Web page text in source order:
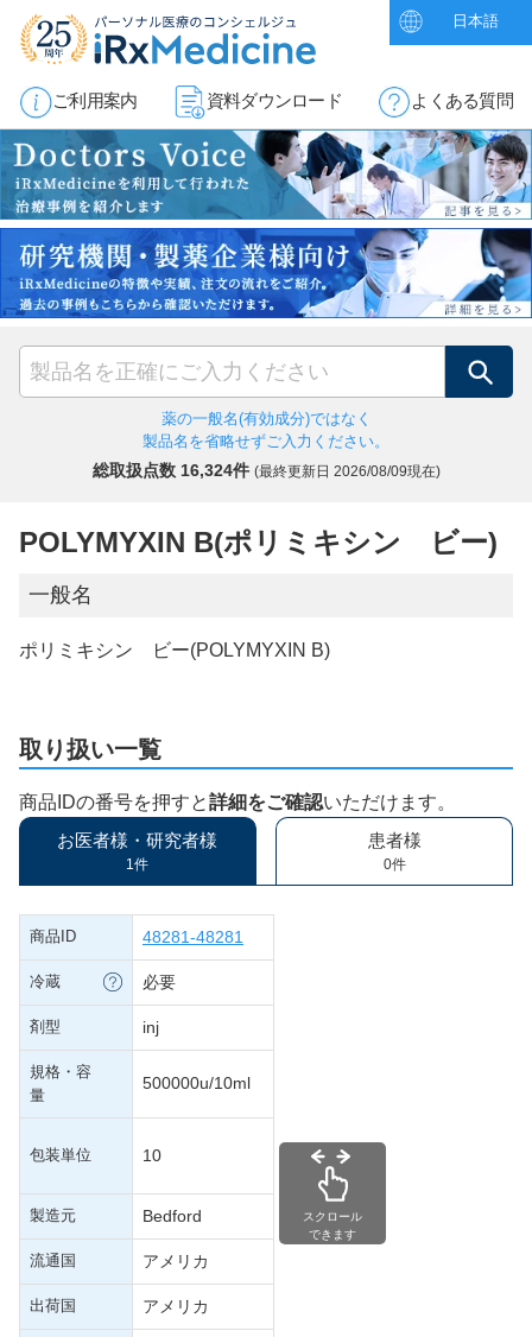
日本語
ご利用案内 資料ダウンロード よくある質問
検索
薬の一般名(有効成分)ではなく
製品名を省略せずご入力ください。
総取扱点数 16,324件 (最終更新日 2026/08/09現在)
POLYMYXIN B(ポリミキシン ビー)
一般名
ポリミキシン ビー(POLYMYXIN B)
取り扱い一覧
商品IDの番号を押すと詳細をご確認いただけます。
お医者様・研究者様
1件
患者様
0件
商品ID 48281-48281
冷蔵 必要
剤型 inj
規格・容
量
500000u/10ml
包装単位 10
製造元 Bedford
流通国 アメリカ
出荷国 アメリカ
スクロール
できます